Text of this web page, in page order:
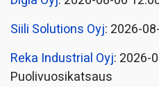
Siili Solutions Oyj: 2026-
Reka Industrial Oyj: 2026-
Puolivuosikatsaus